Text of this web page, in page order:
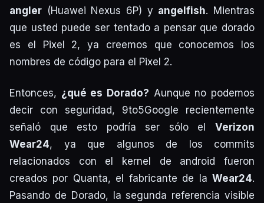
angler (Huawei Nexus 6P) y angelfish. Mientras
que usted puede ser tentado a pensar que dorado
es el Pixel 2, ya creemos que conocemos los
nombres de código para el Pixel 2.
Entonces, ¿qué es Dorado? Aunque no podemos
decir con seguridad, 9to5Google recientemente
señaló que esto podría ser sólo el Verizon
Wear24, ya que algunos de los commits
relacionados con el kernel de android fueron
creados por Quanta, el fabricante de la Wear24.
Pasando de Dorado, la segunda referencia visible